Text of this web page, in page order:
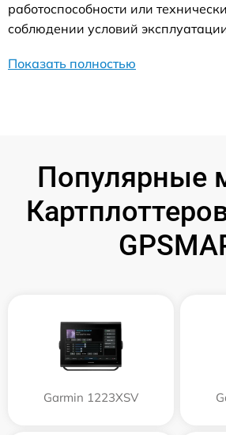
работоспособности или
соблюдении условий
Показать полностью
Популярные
Garmin 1223XSV